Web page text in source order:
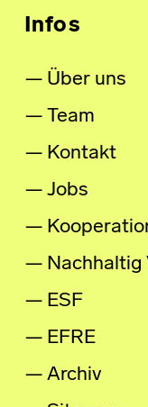
Infos
Über uns
Team
Kontakt
Jobs
Nachhaltig
ESF
EFRE
Archiv